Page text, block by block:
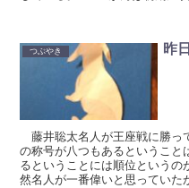
つぶやき 昨
藤井聡太名人が王座戦に勝っ
の称号が八つもあるというこ
るということには順位というの
然名人が一番偉いと思っていた